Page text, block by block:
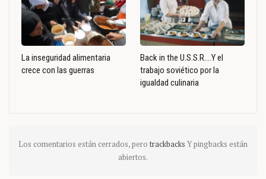
La inseguridad alimentaria
crece con las guerras
Back in the U.S.S.R….Y el
trabajo soviético por la
igualdad culinaria
Los comentarios están cerrados, pero trackbacks Y pingbacks están
abiertos.